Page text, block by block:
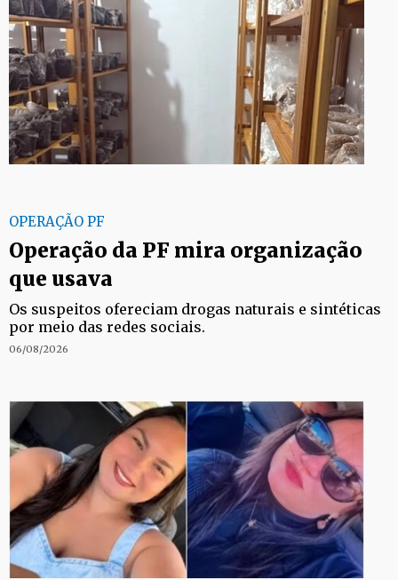
OPERAÇÃO PF
Operação da PF mira organização
que usava
Os suspeitos ofereciam drogas naturais e sintéticas
por meio das redes sociais.
06/08/2026